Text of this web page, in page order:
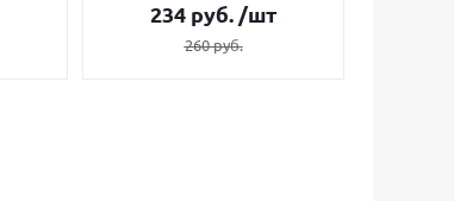
234 руб. /шт
260руб.